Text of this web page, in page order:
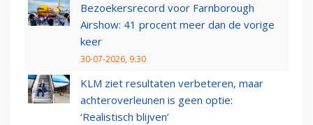
Bezoekersrecord voor Farnborough
Airshow: 41 procent meer dan de vorige
keer
30-07-2026, 9:30
KLM ziet resultaten verbeteren, maar
achteroverleunen is geen optie:
‘Realistisch blijven’